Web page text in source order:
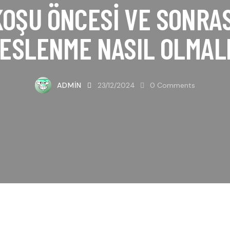
ÖNCESI VE
NASIL
ADMIN 23/12/2024 0 Comments